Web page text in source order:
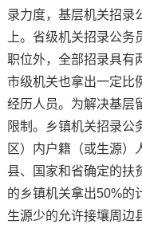
录力度，基层机关招录
上。省级机关招录公
职位外，全部招录具有
市级机关也拿出一定比
经历人员。为解决基层
限制。乡镇机关招录公
区）内户籍（或生源）
县、国家和省确定的扶
的乡镇机关拿出50%的
生源少的允许接壤周边